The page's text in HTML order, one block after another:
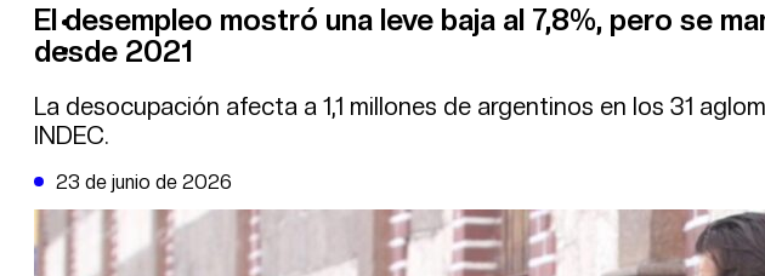
DATA FIRME
DE LA TRIBUNA TV
El desempleo mostró una leve baja al 7,8%, pero se
desde 2021
La desocupación afecta a 1,1 millones de argentinos en los 31
INDEC.
23 de junio de 2026